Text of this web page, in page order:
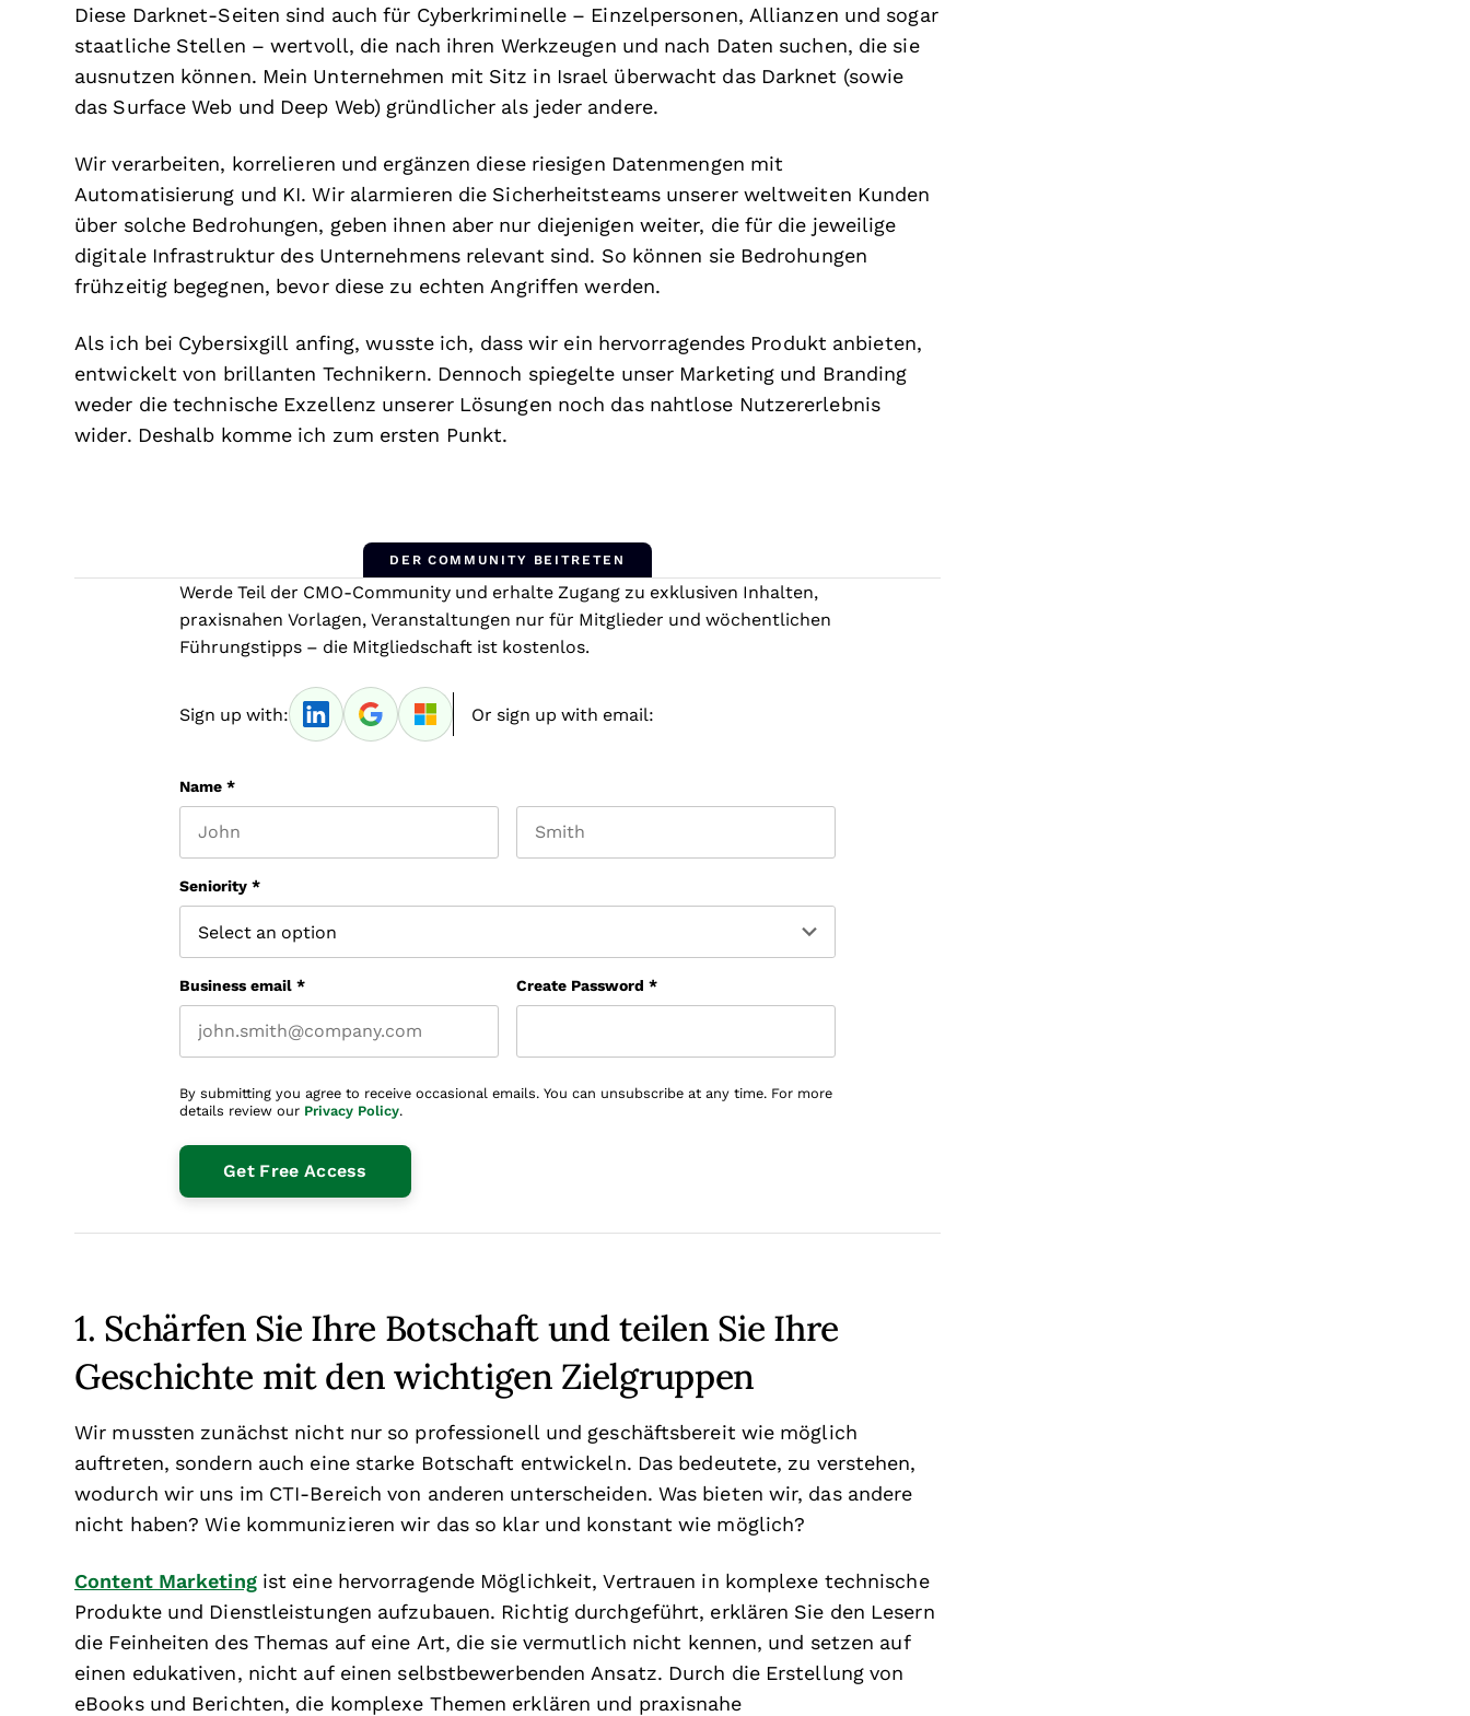
Diese Darknet-Seiten sind auch für Cyberkriminelle – Einzelpersonen, Allianzen und sogar
staatliche Stellen – wertvoll, die nach ihren Werkzeugen und nach Daten suchen, die sie
ausnutzen können. Mein Unternehmen mit Sitz in Israel überwacht das Darknet (sowie
das Surface Web und Deep Web) gründlicher als jeder andere.
Wir verarbeiten, korrelieren und ergänzen diese riesigen Datenmengen mit
Automatisierung und KI. Wir alarmieren die Sicherheitsteams unserer weltweiten Kunden
über solche Bedrohungen, geben ihnen aber nur diejenigen weiter, die für die jeweilige
digitale Infrastruktur des Unternehmens relevant sind. So können sie Bedrohungen
frühzeitig begegnen, bevor diese zu echten Angriffen werden.
Als ich bei Cybersixgill anfing, wusste ich, dass wir ein hervorragendes Produkt anbieten,
entwickelt von brillanten Technikern. Dennoch spiegelte unser Marketing und Branding
weder die technische Exzellenz unserer Lösungen noch das nahtlose Nutzererlebnis
wider. Deshalb komme ich zum ersten Punkt.
DER COMMUNITY BEITRETEN
Werde Teil der CMO-Community und erhalte Zugang zu exklusiven Inhalten,
praxisnahen Vorlagen, Veranstaltungen nur für Mitglieder und wöchentlichen
Führungstipps – die Mitgliedschaft ist kostenlos.
Sign up with: Or sign up with email:
Name *
Seniority *
Business email * Create Password *
By submitting you agree to receive occasional emails. You can unsubscribe at any time. For more
details review our Privacy Policy.
1. Schärfen Sie Ihre Botschaft und teilen Sie Ihre
Geschichte mit den wichtigen Zielgruppen
Wir mussten zunächst nicht nur so professionell und geschäftsbereit wie möglich
auftreten, sondern auch eine starke Botschaft entwickeln. Das bedeutete, zu verstehen,
wodurch wir uns im CTI-Bereich von anderen unterscheiden. Was bieten wir, das andere
nicht haben? Wie kommunizieren wir das so klar und konstant wie möglich?
Content Marketingist eine hervorragende Möglichkeit, Vertrauen in komplexe technische
Produkte und Dienstleistungen aufzubauen. Richtig durchgeführt, erklären Sie den Lesern
die Feinheiten des Themas auf eine Art, die sie vermutlich nicht kennen, und setzen auf
einen edukativen, nicht auf einen selbstbewerbenden Ansatz. Durch die Erstellung von
eBooks und Berichten, die komplexe Themen erklären und praxisnahe